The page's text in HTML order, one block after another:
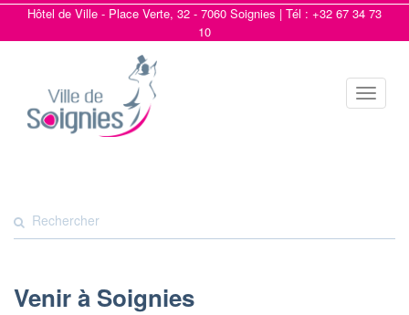
Hôtel de Ville - Place Verte, 32 - 7060 Soignies | Tél : +32 67 34 73
10
Toggle
Venir à Soignies